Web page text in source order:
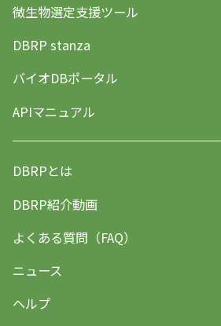
微生物選定支援ツール
DBRP stanza
バイオDBポータル
APIマニュアル
DBRPとは
DBRP紹介動画
よくある質問（FAQ）
ニュース
ヘルプ